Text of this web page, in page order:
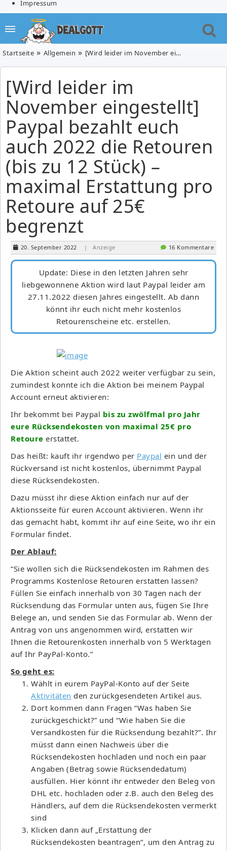
Impressum
Startseite Allgemein [Wird leider im November eingestellt] Paypal bezahlt euch auch 2022 die Retouren (bis zu 12 Stück) – maximal Erstattung pro Retoure auf 25€ begrenzt
[Wird leider im
November eingestellt]
Paypal bezahlt euch
auch 2022 die Retouren
(bis zu 12 Stück) –
maximal Erstattung pro
Retoure auf 25€
begrenzt
20. September 2022 | Anzeige 16 Kommentare
Update: Diese in den letzten Jahren sehr
liebgewonnene Aktion wird laut Paypal leider am
27.11.2022 diesen Jahres eingestellt. Ab dann
könnt ihr euch nicht mehr kostenlos
Retourenscheine etc. erstellen.
Die Aktion scheint auch 2022 weiter verfügbar zu sein,
zumindest konnte ich die Aktion bei meinem Paypal
Account erneut aktivieren:
Ihr bekommt bei Paypal bis zu zwölfmal pro Jahr
eure Rücksendekosten von maximal 25€ pro
Retoure erstattet.
Das heißt: kauft ihr irgendwo per Paypal ein und der
Rückversand ist nicht kostenlos, übernimmt Paypal
diese Rücksendekosten.
Dazu müsst ihr diese Aktion einfach nur auf der
Aktionsseite für euren Account aktivieren. Wenn ihr
das gemacht habt, kommt ihr auf eine Seite, wo ihr ein
Formular findet.
Der Ablauf:
“Sie wollen sich die Rücksendekosten im Rahmen des
Programms Kostenlose Retouren erstatten lassen?
Füllen Sie einfach innerhalb von 30 Tagen nach der
Rücksendung das Formular unten aus, fügen Sie Ihre
Belege an, und senden Sie das Formular ab. Wenn der
Antrag von uns angenommen wird, erstatten wir
Ihnen die Retourenkosten innerhalb von 5 Werktagen
auf Ihr PayPal-Konto.”
So geht es:
Wählt in eurem PayPal-Konto auf der Seite
Aktivitäten den zurückgesendeten Artikel aus.
Dort kommen dann Fragen “Was haben Sie
zurückgeschickt?” und “Wie haben Sie die
Versandkosten für die Rücksendung bezahlt?”. Ihr
müsst dann einen Nachweis über die
Rücksendekosten hochladen und noch ein paar
Angaben (Betrag sowie Rücksendedatum)
ausfüllen. Hier könnt ihr entweder den Beleg von
DHL etc. hochladen oder z.B. auch den Beleg des
Händlers, auf dem die Rücksendekosten vermerkt
sind
Klicken dann auf „Erstattung der
Rücksendekosten beantragen“, um den Antrag zu